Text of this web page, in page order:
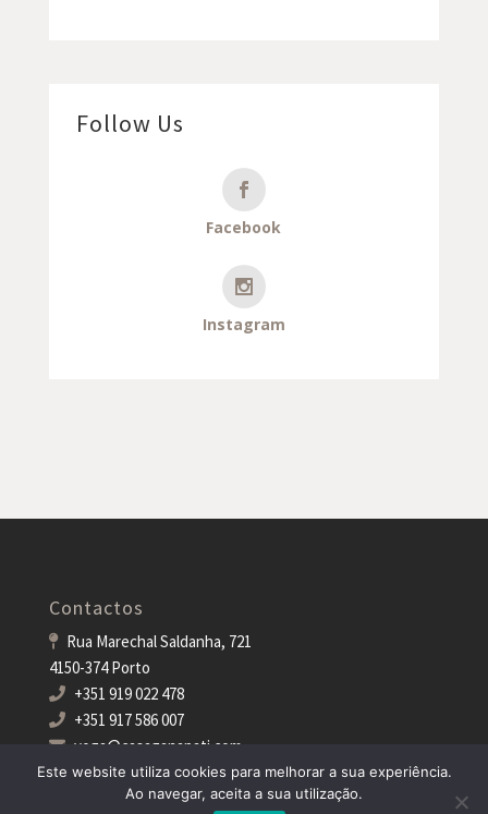
Follow Us
Facebook
Instagram
Contactos
Rua Marechal Saldanha, 721
4150-374 Porto
+351 919 022 478
+351 917 586 007
yoga@casaganapati.com
Este website utiliza cookies para melhorar a sua experiência.
Ao navegar, aceita a sua utilização.